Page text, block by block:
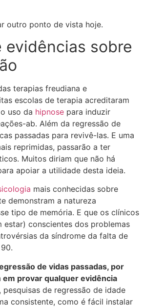
outro ponto de vista hoje.
evidências sobre
terapias freudiana e
escolas de terapia acreditaram
uso da hipnose para induzir
ab. Além da regressão de
passadas para revivê-las. E uma
reprimidas, passarão a ter
Muitos diriam que não há
apoiar a utilidade desta ideia.
mais conhecidas sobre
demonstram a natureza
tipo de memória. E que os clínicos
estar) conscientes dos problemas
da síndrome da falta de
de vidas passadas, por
em provar qualquer evidência
pesquisas de regressão de idade
consistente, como é fácil instalar